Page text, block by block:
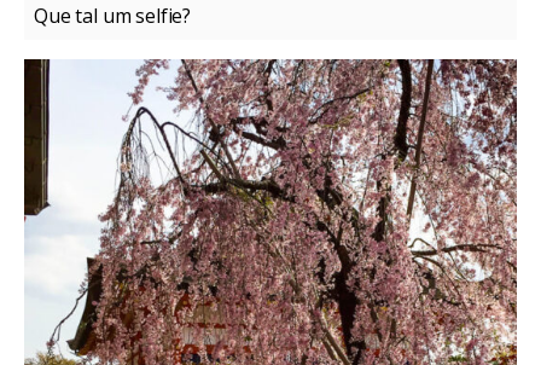
Que tal um selfie?